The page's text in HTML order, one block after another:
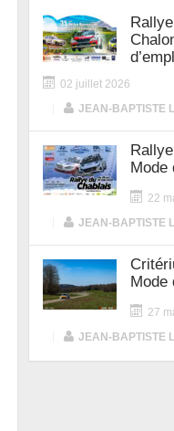
02 juillet 2026
JEAN-BAPTISTE
Mode
22
JEAN-BAPTISTE
Mode
27
JEAN-BAPTISTE